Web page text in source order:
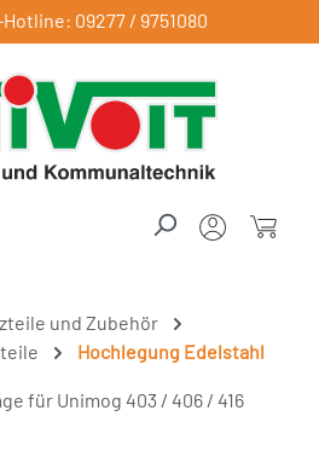
09277 / 9751080
und Zubehör
Hochlegung Edelstahl